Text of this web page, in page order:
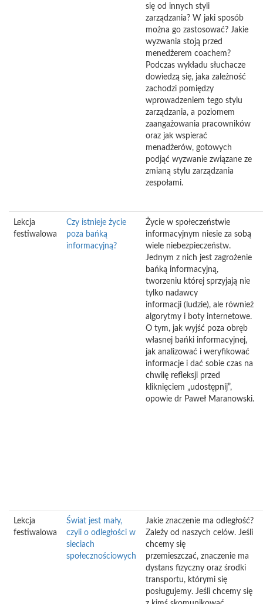
się od innych styli
zarządzania? W jaki sposób
można go zastosować? Jakie
wyzwania stoją przed
menedżerem coachem?
Podczas wykładu słuchacze
dowiedzą się, jaka zależność
zachodzi pomiędzy
wprowadzeniem tego stylu
zarządzania, a poziomem
zaangażowania pracowników
oraz jak wspierać
menadżerów, gotowych
podjąć wyzwanie związane ze
zmianą stylu zarządzania
zespołami.
Lekcja
festiwalowa
Czy istnieje życie
poza bańką
informacyjną?
Życie w społeczeństwie
informacyjnym niesie za sobą
wiele niebezpieczeństw.
Jednym z nich jest zagrożenie
bańką informacyjną,
tworzeniu której sprzyjają nie
tylko nadawcy
informacji (ludzie), ale również
algorytmy i boty internetowe.
O tym, jak wyjść poza obręb
własnej bańki informacyjnej,
jak analizować i weryfikować
informacje i dać sobie czas na
chwilę refleksji przed
kliknięciem „udostępnij”,
opowie dr Paweł Maranowski.
Lekcja
festiwalowa
Świat jest mały,
czyli o odległości w
sieciach
społecznościowych
Jakie znaczenie ma odległość?
Zależy od naszych celów. Jeśli
chcemy się
przemieszczać, znaczenie ma
dystans fizyczny oraz środki
transportu, którymi się
posługujemy. Jeśli chcemy się